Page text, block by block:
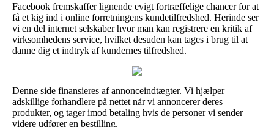
Facebook fremskaffer lignende evigt fortræffelige chancer for at
få et kig ind i online forretningens kundetilfredshed. Herinde ser
vi en del internet selskaber hvor man kan registrere en kritik af
virksomhedens service, hvilket desuden kan tages i brug til at
danne dig et indtryk af kundernes tilfredshed.
Denne side finansieres af annonceindtægter. Vi hjælper
adskillige forhandlere på nettet når vi annoncerer deres
produkter, og tager imod betaling hvis de personer vi sender
videre udfører en bestilling.